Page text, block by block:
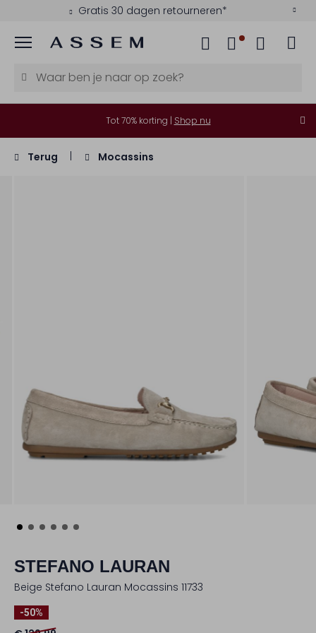
Gratis 30 dagen retourneren*
Menu
Tot 70% korting | Shop nu
Terug Mocassins
STEFANO LAURAN
Beige Stefano Lauran Mocassins 11733
-50%